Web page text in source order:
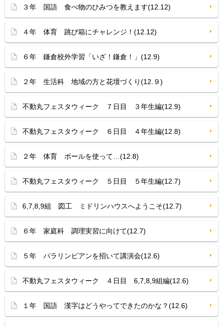
３年 国語 食べ物のひみつを教えます(12.12)
４年 体育 跳び箱にチャレンジ！(12.12)
６年 鎌倉校外学習「いざ！鎌倉！」(12.9)
２年 生活科 地域の方と花壇づくり(12.９)
不動丸フェスタウィーク ７日目 ３年生編(12.9)
不動丸フェスタウィーク ６日目 ４年生編(12.8)
２年 体育 ボールを使って…(12.8)
不動丸フェスタウィーク ５日目 ５年生編(12.7)
6,7,8,9組 図工 ミドリンハウスへようこそ(12.7)
６年 家庭科 調理実習に向けて(12.7)
５年 パラリンピアンを招いて講演会(12.6)
不動丸フェスタウィーク ４日目 6,7,8,9組編(12.6)
１年 国語 漢字はどうやってできたのかな？(12.6)